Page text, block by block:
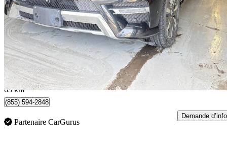
ML 350 BlueTEC 4MATIC149 000 km
13 888 $ Bonne
244 $/mois env.
Toronto, ON
63 km
(855) 594-2848
Partenaire CarGurus
Demande d’info